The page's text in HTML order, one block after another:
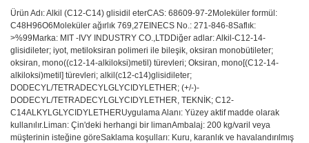
Ürün Adı: Alkil (C12-C14) glisidil eterCAS: 68609-97-2 Moleküler formül:
C48H96O6 Moleküler ağırlık 769,27 EINECS No.: 271-846-8Saflık:
>%99 Marka: MIT -IVY INDUSTRY CO.,LTD Diğer adlar: Alkil-C12-14-
glisidileter; iyot, metiloksiran polimeri ile bileşik, oksiran monobütileter;
oksiran, mono((c12-14-alkiloksi)metil) türevleri; Oksiran, mono[(C12-14-
alkiloksi)metil] türevleri; alkil(c12-c14)glisidileter;
DODECYL/TETRADECYLGLYCIDYLETHER; (+/-)-
DODECYL/TETRADECYLGLYCIDYLETHER, TEKNİK; C12-
C14ALKYLGLYCIDYLETHERUygulama Alanı: Yüzey aktif madde olarak
kullanılır.Liman: Çin'deki herhangi bir limanAmbalaj: 200 kg/varil veya
müşterinin isteğine göreSaklama koşulları: Kuru, karanlık ve havalandırılmış